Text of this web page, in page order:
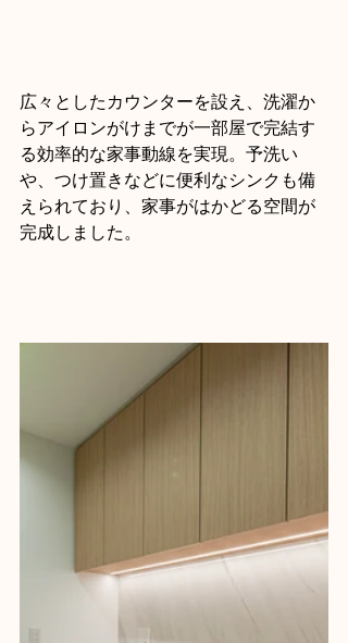
広々としたカウンターを設え、洗濯か
らアイロンがけまでが一部屋で完結す
る効率的な家事動線を実現。予洗い
や、つけ置きなどに便利なシンクも備
えられており、家事がはかどる空間が
完成しました。